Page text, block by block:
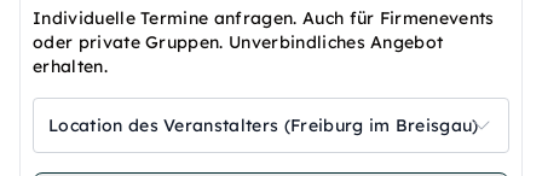
Individuelle Termine anfragen. Auch für Firmenevents
oder private Gruppen. Unverbindliches Angebot
erhalten.
Location des Veranstalters (Freiburg im Breisgau)